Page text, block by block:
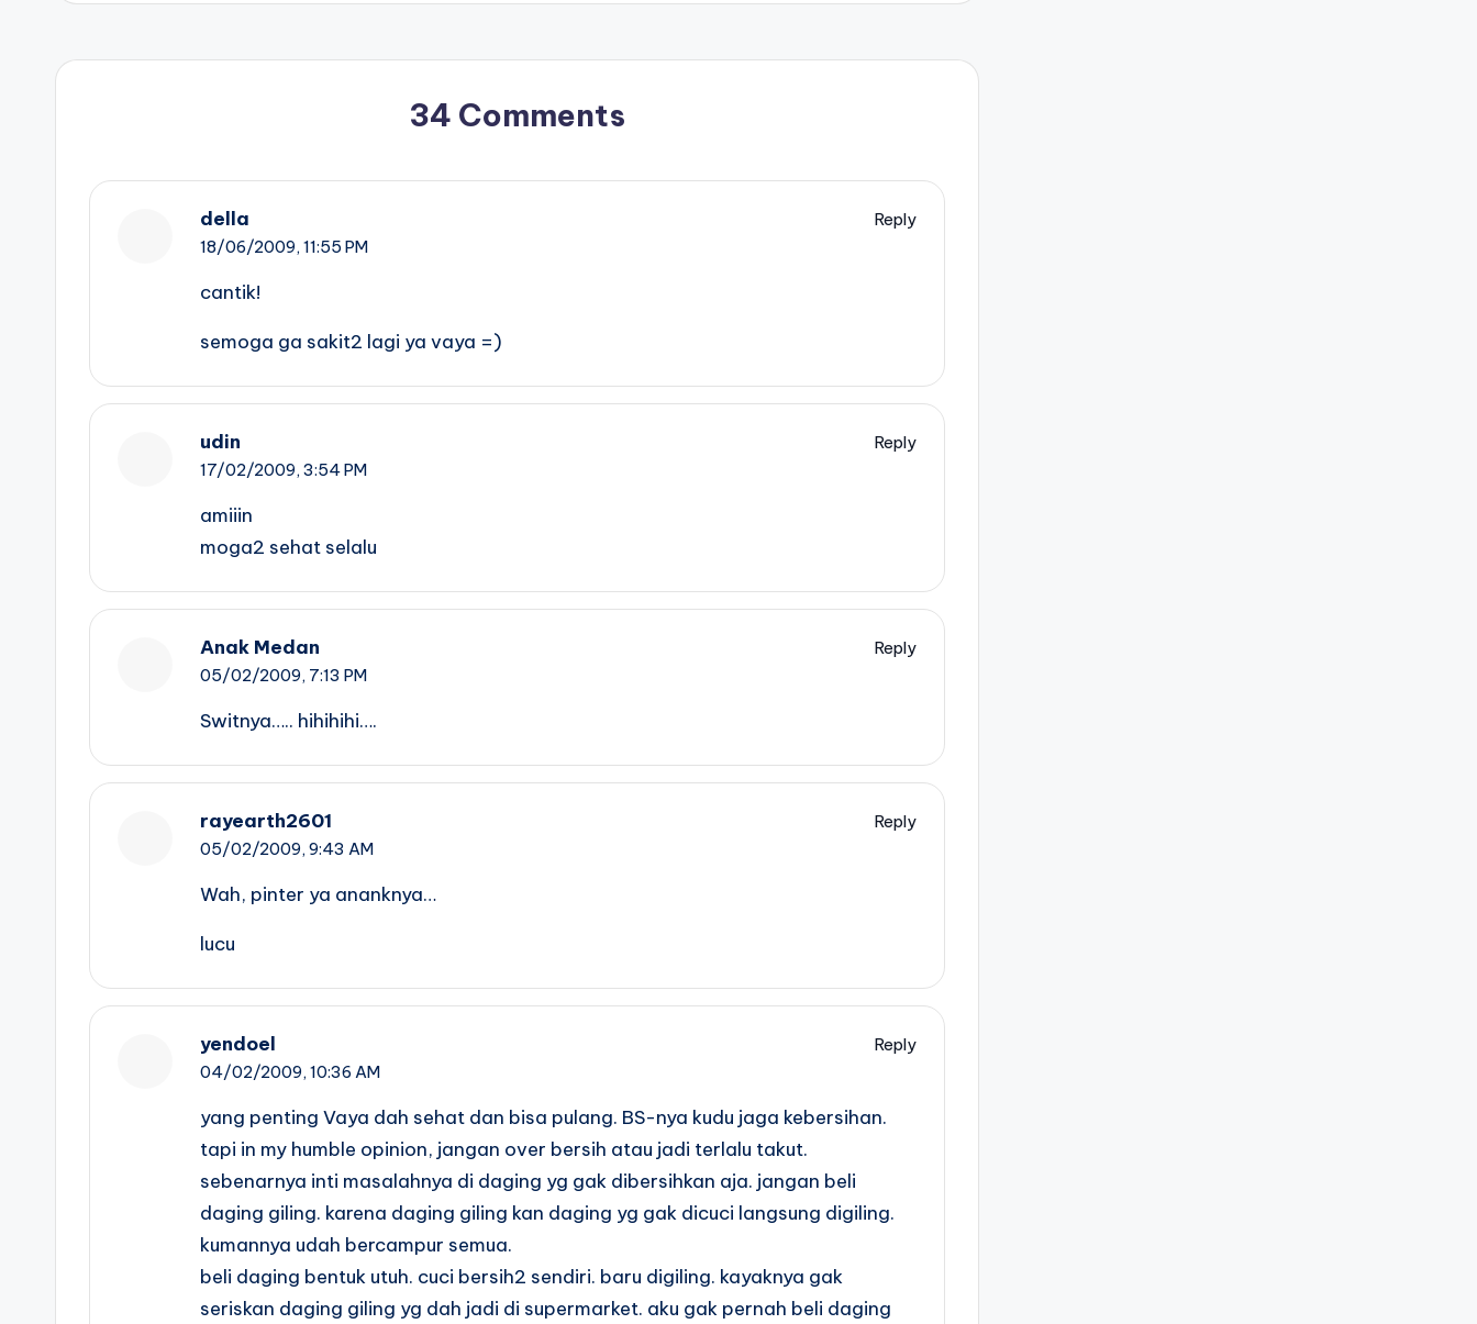
34 Comments
della
Reply
18/06/2009, 11:55 PM
cantik!
semoga ga sakit2 lagi ya vaya =)
udin
Reply
17/02/2009, 3:54 PM
amiiin
moga2 sehat selalu
Anak Medan
Reply
05/02/2009, 7:13 PM
Switnya….. hihihihi….
rayearth2601
Reply
05/02/2009, 9:43 AM
Wah, pinter ya ananknya…
lucu
yendoel
Reply
04/02/2009, 10:36 AM
yang penting Vaya dah sehat dan bisa pulang. BS-nya kudu jaga kebersihan.
tapi in my humble opinion, jangan over bersih atau jadi terlalu takut.
sebenarnya inti masalahnya di daging yg gak dibersihkan aja. jangan beli
daging giling. karena daging giling kan daging yg gak dicuci langsung digiling.
kumannya udah bercampur semua.
beli daging bentuk utuh. cuci bersih2 sendiri. baru digiling. kayaknya gak
seriskan daging giling yg dah jadi di supermarket. aku gak pernah beli daging